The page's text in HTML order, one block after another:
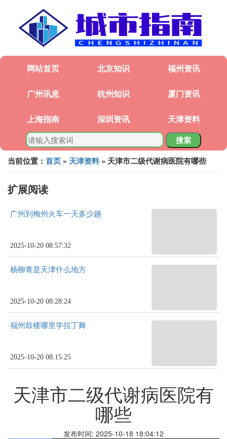
网站首页 北京知识 福州资讯
广州讯息 杭州知识 厦门资讯
上海指南 深圳资讯 天津资料
搜索
当前位置： 首页 » 天津资料 » 天津市二级代谢病医院有哪些
扩展阅读
广州到梅州火车一天多少趟
2025-10-20 08:57:32
杨柳青是天津什么地方
2025-10-20 08:28:24
福州鼓楼哪里学拉丁舞
2025-10-20 08:15:25
天津市二级代谢病医院有
哪些
发布时间: 2025-10-18 18:04:12